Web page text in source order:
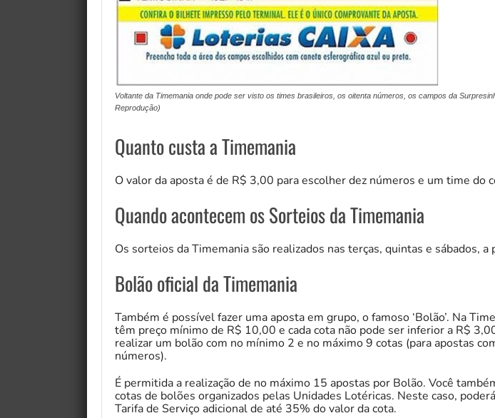
Voltante da Timemania onde pode ser visto os times brasileiros, os oitenta números, os campos da
Reprodução)
Quanto custa a Timemania
O valor da aposta é de R$ 3,00 para escolher dez números e um time do
Quando acontecem os Sorteios da Timemania
Os sorteios da Timemania são realizados nas terças, quintas e sábados, a
Bolão oficial da Timemania
Também é possível fazer uma aposta em grupo, o famoso ‘Bolão’. Na
têm preço mínimo de R$ 10,00 e cada cota não pode ser inferior a R$
realizar um bolão com no mínimo 2 e no máximo 9 cotas (para apostas
números).
É permitida a realização de no máximo 15 apostas por Bolão. Você
cotas de bolões organizados pelas Unidades Lotéricas. Neste caso,
Tarifa de Serviço adicional de até 35% do valor da cota.